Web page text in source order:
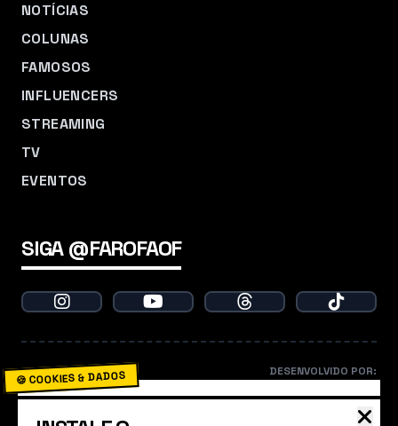
NOTÍCIAS
COLUNAS
FAMOSOS
INFLUENCERS
STREAMING
TV
EVENTOS
SIGA @FAROFAOF
DESENVOLVIDO POR:
🍪 COOKIES & DADOS